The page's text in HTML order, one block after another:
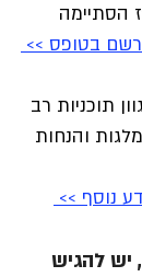
הסתיימה
בטופס >>
תוכניות רב
והנחות
נוסף >>
יש להגיש